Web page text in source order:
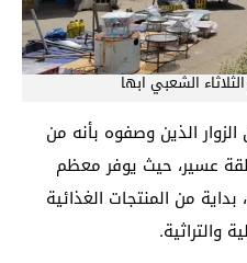
الشعبي ابها
الذين وصفوه بأنه من
عسير، حيث يوفر معظم
من المنتجات الغذائية
والتراثية.